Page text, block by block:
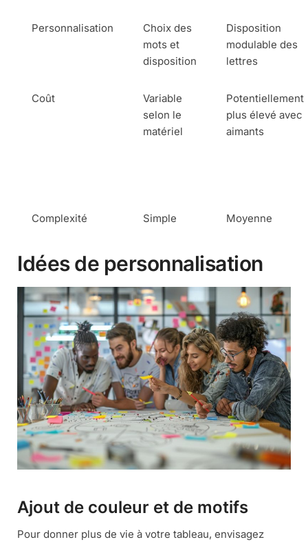
Personnalisation
Choix des
mots et
disposition
Disposition
modulable des
lettres
Coût
Variable
selon le
matériel
Potentiellement
plus élevé avec
aimants
Complexité Simple Moyenne
Idées de personnalisation
Ajout de couleur et de motifs
Pour donner plus de vie à votre tableau, envisagez